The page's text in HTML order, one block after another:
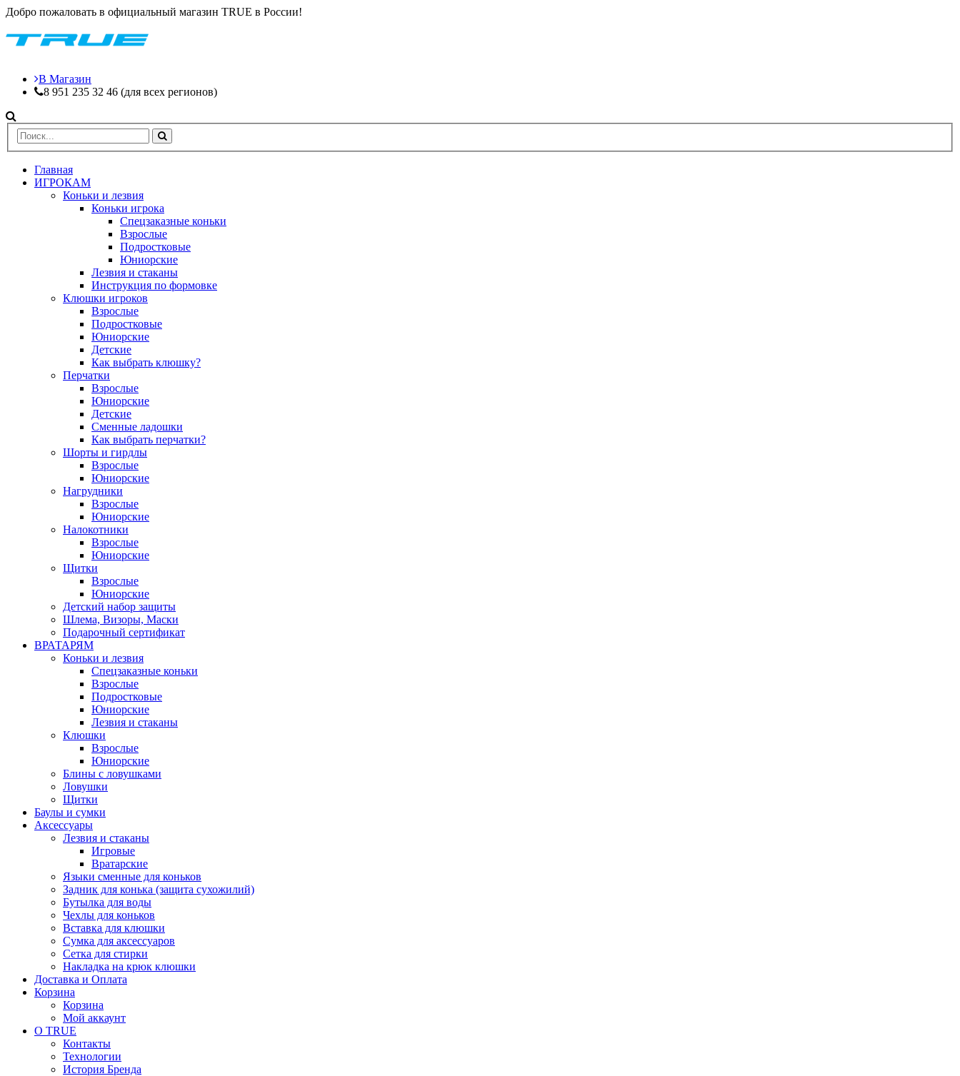
Добро пожаловать в официальный магазин TRUE в России!
В Магазин
8 951 235 32 46 (для всех регионов)
Главная
ИГРОКАМ
Коньки и лезвия
Коньки игрока
Спецзаказные коньки
Взрослые
Подростковые
Юниорские
Лезвия и стаканы
Инструкция по формовке
Клюшки игроков
Взрослые
Подростковые
Юниорские
Детские
Как выбрать клюшку?
Перчатки
Взрослые
Юниорские
Детские
Сменные ладошки
Как выбрать перчатки?
Шорты и гирдлы
Взрослые
Юниорские
Нагрудники
Взрослые
Юниорские
Налокотники
Взрослые
Юниорские
Щитки
Взрослые
Юниорские
Детский набор защиты
Шлема, Визоры, Маски
Подарочный сертификат
ВРАТАРЯМ
Коньки и лезвия
Спецзаказные коньки
Взрослые
Подростковые
Юниорские
Лезвия и стаканы
Клюшки
Взрослые
Юниорские
Блины с ловушками
Ловушки
Щитки
Баулы и сумки
Аксессуары
Лезвия и стаканы
Игровые
Вратарские
Языки сменные для коньков
Задник для конька (защита сухожилий)
Бутылка для воды
Чехлы для коньков
Вставка для клюшки
Сумка для аксессуаров
Сетка для стирки
Накладка на крюк клюшки
Доставка и Оплата
Корзина
Корзина
Мой аккаунт
О TRUE
Контакты
Технологии
История Бренда